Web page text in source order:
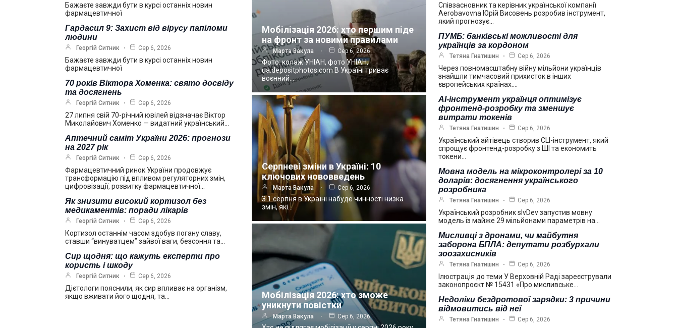
Бажаєте завжди бути в курсі останніх новин
фармацевтичної
Гардасил 9: Захист від вірусу папіломи
людини
Георгій Ситник Сер 6, 2026
Бажаєте завжди бути в курсі останніх новин
фармацевтичної
70 років Віктора Хоменка: свято досвіду
та досягнень
Георгій Ситник Сер 6, 2026
27 липня свій 70-річний ювілей відзначає Віктор
Миколайович Хоменко — видатний український…
Аптечний саміт України 2026: прогнози
на 2027 рік
Георгій Ситник Сер 6, 2026
Фармацевтичний ринок України продовжує
трансформацію під впливом регуляторних змін,
цифровізації, розвитку фармацевтичної…
Як знизити високий кортизол без
медикаментів: поради лікарів
Георгій Ситник Сер 6, 2026
Кортизол останнім часом здобув погану славу,
ставши “винуватцем” зайвої ваги, безсоння та…
Сир щодня: що кажуть експерти про
користь і шкоду
Георгій Ситник Сер 6, 2026
Дієтологи пояснили, як сир впливає на організм,
якщо вживати його щодня, та…
Мобілізація 2026: хто першим піде
на фронт за новими правилами
Марта Вакула Сер 6, 2026
Фото: колаж УНІАН, фото УНІАН,
ua.depositphotos.com В Україні триває
воєнний…
Серпневі зміни в Україні: 10
ключових нововведень
Марта Вакула Сер 6, 2026
З 1 серпня в Україні набуде чинності низка
змін, які…
Мобілізація 2026: хто зможе
уникнути повістки
Марта Вакула Сер 6, 2026
Співзасновник та керівник української компанії
Aerobavovna Юрій Висовень розробив інструмент,
який прогнозує…
ПУМБ: банківські можливості для
українців за кордоном
Тетяна Гнатишин Сер 6, 2026
Через повномасштабну війну мільйони українців
знайшли тимчасовий прихисток в інших
європейських країнах.…
AI-інструмент українця оптимізує
фронтенд-розробку та зменшує
витрати токенів
Тетяна Гнатишин Сер 6, 2026
Український айтівець створив CLI-інструмент, який
спрощує фронтенд-розробку з ШІ та економить
токени…
Мовна модель на мікроконтролері за 10
доларів: досягнення українського
розробника
Тетяна Гнатишин Сер 6, 2026
Український розробник slvDev запустив мовну
модель із майже 29 мільйонами параметрів на…
Мисливці з дронами, чи майбутня
заборона БПЛА: депутати розбурхали
зоозахисників
Тетяна Гнатишин Сер 6, 2026
Ілюстрація до теми У Верховній Раді зареєстрували
законопроєкт № 15431 «Про мисливське…
Недоліки бездротової зарядки: 3 причини
відмовитись від неї
Тетяна Гнатишин Сер 6, 2026